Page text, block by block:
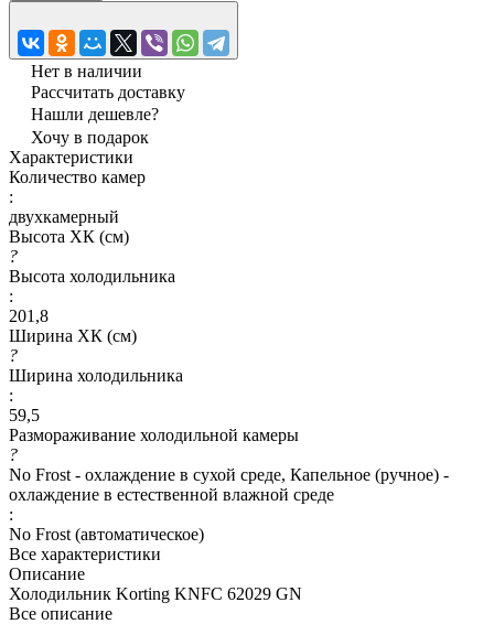
Нет в наличии
Рассчитать доставку
Нашли дешевле?
Хочу в подарок
Характеристики
Количество камер
:
двухкамерный
Высота ХК (см)
?
Высота холодильника
:
201,8
Ширина ХК (см)
?
Ширина холодильника
:
59,5
Размораживание холодильной камеры
?
No Frost - охлаждение в сухой среде, Капельное (ручное) -
охлаждение в естественной влажной среде
:
No Frost (автоматическое)
Все характеристики
Описание
Холодильник Korting KNFC 62029 GN
Все описание